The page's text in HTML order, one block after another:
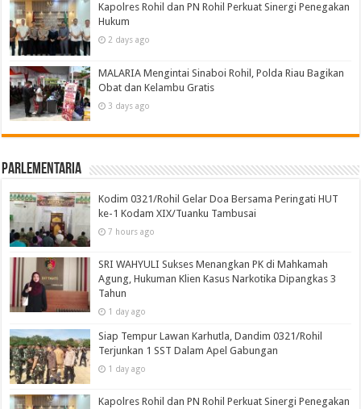
Kapolres Rohil dan PN Rohil Perkuat Sinergi Penegakan
Hukum
2 days ago
MALARIA Mengintai Sinaboi Rohil, Polda Riau Bagikan
Obat dan Kelambu Gratis
3 days ago
Parlementaria
Kodim 0321/Rohil Gelar Doa Bersama Peringati HUT
ke-1 Kodam XIX/Tuanku Tambusai
7 hours ago
SRI WAHYULI Sukses Menangkan PK di Mahkamah
Agung, Hukuman Klien Kasus Narkotika Dipangkas 3
Tahun
1 day ago
Siap Tempur Lawan Karhutla, Dandim 0321/Rohil
Terjunkan 1 SST Dalam Apel Gabungan
1 day ago
Kapolres Rohil dan PN Rohil Perkuat Sinergi Penegakan